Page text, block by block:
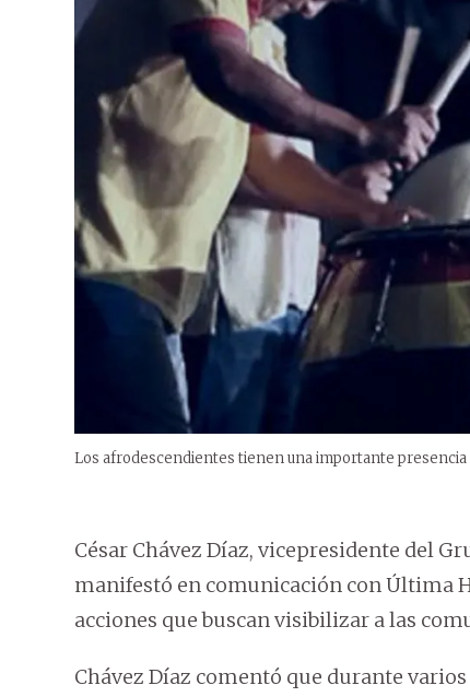
Los afrodescendientes tienen una importante presencia
César Chávez Díaz, vicepresidente del
manifestó en comunicación con Última
acciones que buscan visibilizar a las
Chávez Díaz comentó que durante